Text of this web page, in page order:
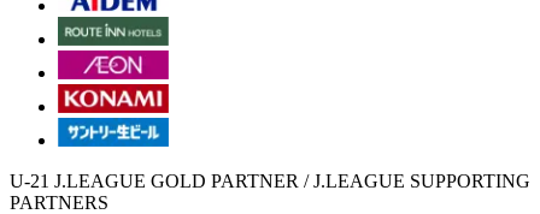
U-21 J.LEAGUE GOLD PARTNER / J.LEAGUE SUPPORTING
PARTNERS